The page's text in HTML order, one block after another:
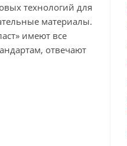
технологий для
материалы.
имеют все
отвечают